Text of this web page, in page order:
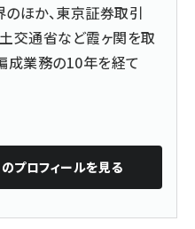
ほか、東京証券取引
交通省など霞ヶ関を取
成業務の10年を経て
のプロフィールを見る